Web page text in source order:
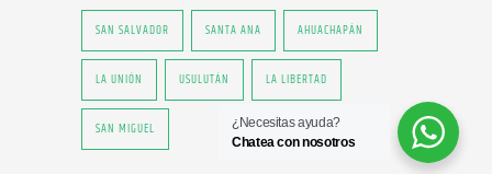
SAN SALVADOR SANTA ANA AHUACHAPÁN
LA UNIÓN USULUTÁN LA LIBERTAD
SAN MIGUEL
¿Necesitas ayuda?
Chatea con nosotros